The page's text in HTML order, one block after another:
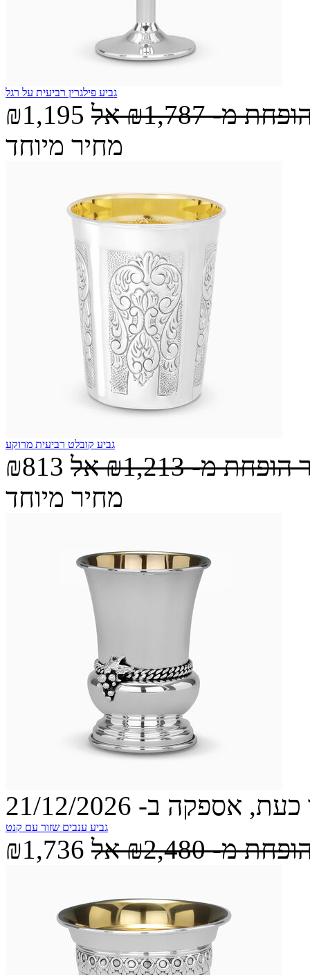
גביע פילגרין רביעית על רגל
₪1,195 מ-₪1,787 אל
מחיר מיוחד
גביע קובלט רביעית מרוקע
₪813 הופחת מ-₪1,213 אל
מחיר מיוחד
אספקה ב- 21/12/2026
גביע ענבים שזור עם קנט
₪1,736 מ-₪2,480 אל